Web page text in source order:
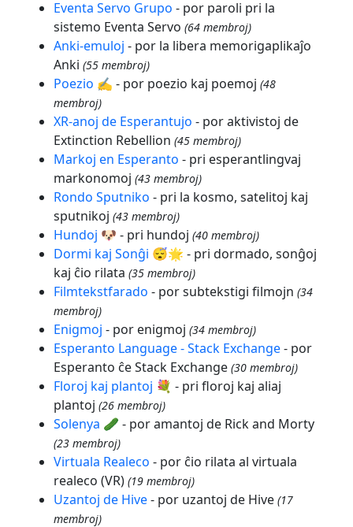
Eventa Servo Grupo - por paroli pri la
sistemo Eventa Servo (64 membroj)
Anki-emuloj - por la libera memorigaplikaĵo
Anki (55 membroj)
Poezio ✍️ - por poezio kaj poemoj (48
membroj)
XR-anoj de Esperantujo - por aktivistoj de
Extinction Rebellion (45 membroj)
Markoj en Esperanto - pri esperantlingvaj
markonomoj (43 membroj)
Rondo Sputniko - pri la kosmo, satelitoj kaj
sputnikoj (43 membroj)
Hundoj 🐶 - pri hundoj (40 membroj)
Dormi kaj Sonĝi 😴🌟 - pri dormado, sonĝoj
kaj ĉio rilata (35 membroj)
Filmtekstfarado - por subtekstigi filmojn (34
membroj)
Enigmoj - por enigmoj (34 membroj)
Esperanto Language - Stack Exchange- por
Esperanto ĉe Stack Exchange (30 membroj)
Floroj kaj plantoj 💐 - pri floroj kaj aliaj
plantoj (26 membroj)
Solenya 🥒 - por amantoj de Rick and Morty
(23 membroj)
Virtuala Realeco - por ĉio rilata al virtuala
realeco (VR) (19 membroj)
Uzantoj de Hive- por uzantoj de Hive (17
membroj)